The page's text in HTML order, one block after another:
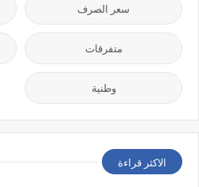
سعر الصرف
متفرقات
وطنية
الاكثر قراءة